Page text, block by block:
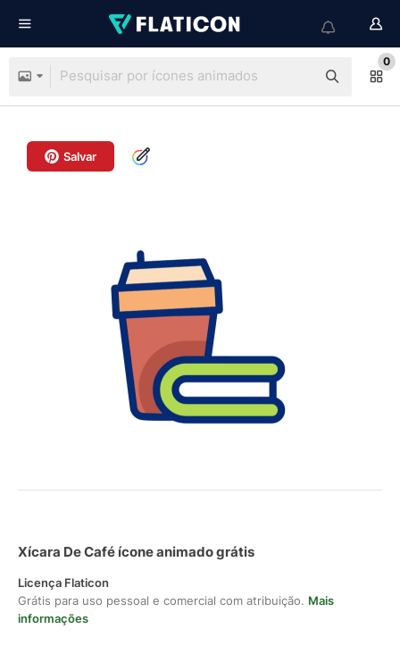
0
Salvar
Xícara De Café ícone animado grátis
Licença Flaticon
Grátis para uso pessoal e comercial com atribuição. Mais
informações